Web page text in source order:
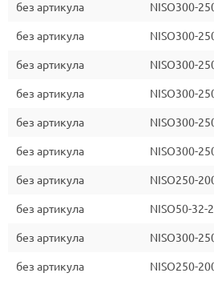
без артикула NISO300-
без артикула NISO300-
без артикула NISO300-
без артикула NISO300-
без артикула NISO300-
без артикула NISO300-
без артикула NISO250-
без артикула NISO50-32-
без артикула NISO300-
без артикула NISO250-